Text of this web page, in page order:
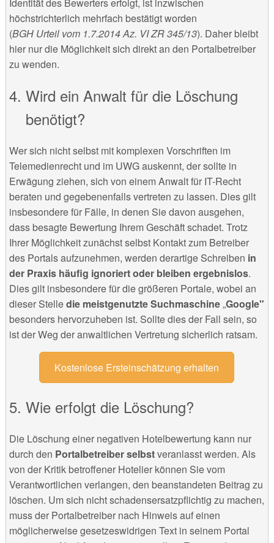
höchstrichterlich mehrfach bestätigt worden
(BGH Urteil vom 1.7.2014 Az. VI ZR 345/13). Daher bleibt
hier nur die Möglichkeit sich direkt an den Portalbetreiber
zu wenden.
Wird ein Anwalt für die Löschung
benötigt?
Wer sich nicht selbst mit komplexen Vorschriften im
Telemedienrecht und im UWG auskennt, der sollte in
Erwägung ziehen, sich von einem Anwalt für IT-Recht
beraten und gegebenenfalls vertreten zu lassen. Dies gilt
insbesondere für Fälle, in denen Sie davon ausgehen,
dass besagte Bewertung Ihrem Geschäft schadet. Trotz
Ihrer Möglichkeit zunächst selbst Kontakt zum Betreiber
des Portals aufzunehmen, werden derartige Schreiben in
der Praxis häufig ignoriert oder bleiben ergebnislos.
Dies gilt insbesondere für die größeren Portale, wobei an
dieser Stelledie meistgenutzte Suchmaschine„Google"
besonders hervorzuheben ist. Sollte dies der Fall sein, so
ist der Weg der anwaltlichen Vertretung sicherlich ratsam.
Kostenlose Ersteinschätzung erhalten
Wie erfolgt die Löschung?
Die Löschung einer negativen Hotelbewertung kann nur
durch den Portalbetreiber selbstveranlasst werden. Als
von der Kritik betroffener Hotelier können Sie vom
Verantwortlichen verlangen, den beanstandeten Beitrag zu
löschen. Um sich nicht schadensersatzpflichtig zu machen,
muss der Portalbetreiber nach Hinweis auf einen
möglicherweise gesetzeswidrigen Text in seinem Portal